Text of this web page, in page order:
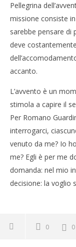
Pellegrina
missione consiste
sarebbe pensare di
deve
accanto.
L’avvento è un
stimola a capire il
Per Romano
interrogarci,
venuto da me? Io
me? Egli è per me
domanda: nel mio
decisione: la voglio
0 0